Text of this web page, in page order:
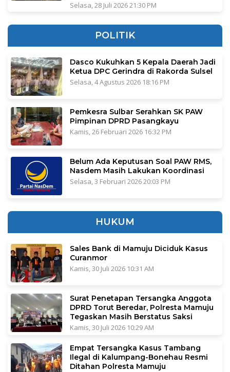
Selasa, 28 Juli 2026 21:30 PM
POLITIK
Dasco Kukuhkan 5 Kepala Daerah Jadi
Ketua DPC Gerindra di Rakorda Sulsel
Selasa, 4 Agustus 2026 18:16 PM
Pemkesra Sulbar Serahkan SK PAW
Pimpinan DPRD Pasangkayu
Kamis, 26 Februari 2026 16:32 PM
Belum Ada Keputusan Soal PAW RMS,
Nasdem Masih Lakukan Koordinasi
Selasa, 3 Februari 2026 20:03 PM
HUKUM
Sales Bank di Mamuju Diciduk Kasus
Curanmor
Kamis, 30 Juli 2026 10:31 AM
Surat Penetapan Tersangka Anggota
DPRD Torut Beredar, Polresta Mamuju
Tegaskan Masih Berstatus Saksi
Kamis, 30 Juli 2026 10:29 AM
Empat Tersangka Kasus Tambang
Ilegal di Kalumpang-Bonehau Resmi
Ditahan Polresta Mamuju